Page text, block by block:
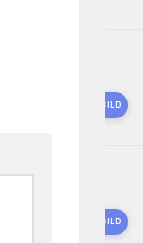
KI-GENERIERTES BILD
KI-GENERIERTES BILD